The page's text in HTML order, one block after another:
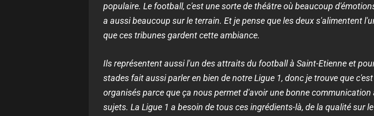
populaire. Le football, c'est une sorte de théâtre où beaucoup
a aussi beaucoup sur le terrain. Et je pense que les deux s'alimentent
que ces tribunes gardent cette ambiance.
Ils représentent aussi l'un des attraits du football à Saint-Etienne et
stades fait aussi parler en bien de notre Ligue 1, donc je trouve que
organisés parce que ça nous permet d'avoir une bonne
sujets. La Ligue 1 a besoin de tous ces ingrédients-là, de la qualité sur